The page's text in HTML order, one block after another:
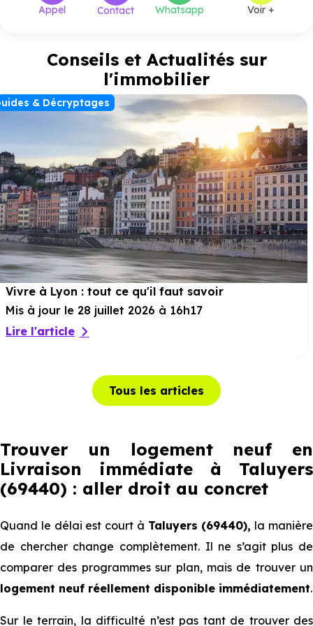
Appel Contact Whatsapp Voir +
Conseils et Actualités sur
l'immobilier
& Décryptages
Vivre à Lyon : tout ce qu'il faut savoir
Mis à jour le 28 juillet 2026 à 16h17
Lire l'article
Tous les articles
Trouver un logement neuf en
Livraison immédiate à Taluyers
(69440) : aller droit au concret
Quand le délai est court à Taluyers (69440), la manière
de chercher change complètement. Il ne s’agit plus de
comparer des programmes sur plan, mais de trouver un
logement neuf réellement disponible immédiatement.
Sur le terrain, la difficulté n’est pas tant de trouver des